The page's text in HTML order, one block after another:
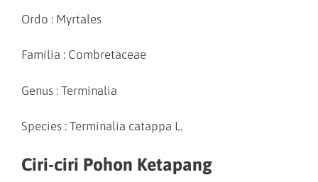
Ordo : Myrtales
Familia : Combretaceae
Genus : Terminalia
Species : Terminalia catappa L.
Ciri-ciri Pohon Ketapang